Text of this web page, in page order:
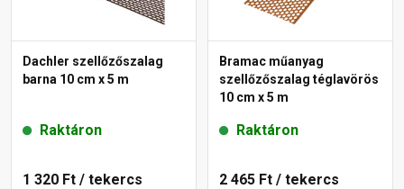
Dachler szellőzőszalag
barna 10 cm x 5 m
Raktáron
1 320 Ft / tekercs
Bramac műanyag
szellőzőszalag téglavörös
10 cm x 5 m
Raktáron
2 465 Ft / tekercs